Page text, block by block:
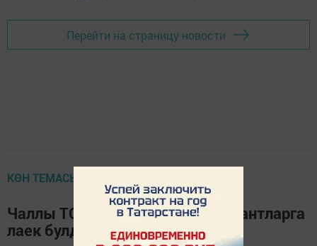
Перейти на страницу новости
КӨН ТЕМАСЫ
Чаллы ТОСлары зур күләмдә грантларга
лаек булды